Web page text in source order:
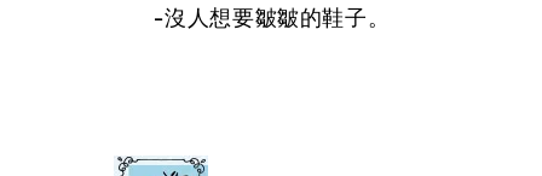
-沒人想要皺皺的鞋子。